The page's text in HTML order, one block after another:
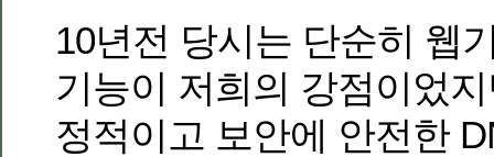
10년전 당시는 단순히 웹
기능이 저희의 강점이었
정적이고 보안에 안전한